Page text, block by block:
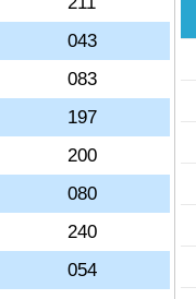
043
083
197
200
080
240
054